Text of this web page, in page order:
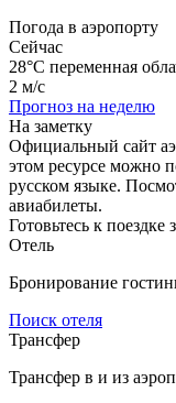
Погода в аэропорту
Сейчас
28°C переменная
2 м/с
Прогноз на неделю
На заметку
Официальный сайт
этом ресурсе можно
русском языке.
авиабилеты.
Готовьтесь к поездке
Отель
Бронирование
Поиск отеля
Трансфер
Трансфер в и из